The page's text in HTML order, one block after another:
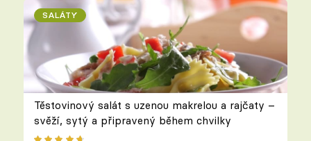
SALÁTY
Těstovinový salát s uzenou makrelou a rajčaty –
svěží, sytý a připravený během chvilky